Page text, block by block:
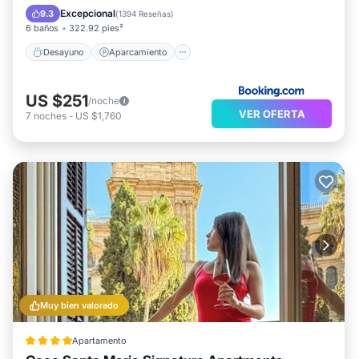
9.3 Excepcional(1394 Reseñas)
6 baños 322.92 pies²
Desayuno Aparcamiento
Aire acondicionado
US $251/noche
7 noches - US $1,760 VER OFERTA
Muy bien valorado
Apartamento